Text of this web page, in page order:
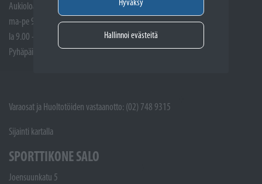
Hallinnoi evästeitä
Aukioloajat
ma-pe 9.00 - 17.00
la 9.00 - 14.00
Pyhäpäivät suljettuna
Varaosat ja Huoltotöiden vastaanotto: (02) 748 9315
Sijainti kartalla
SPORTTIKONE SALO
Joensuunkatu 5